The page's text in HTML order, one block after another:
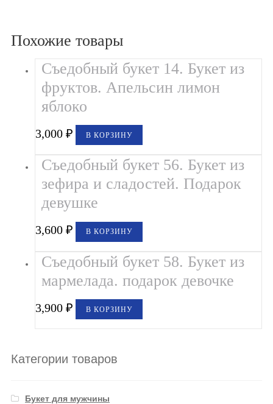
Похожие товары
Съедобный букет 14. Букет из
фруктов. Апельсин лимон
яблоко
3,000₽ В КОРЗИНУ
Съедобный букет 56. Букет из
зефира и сладостей. Подарок
девушке
3,600₽ В КОРЗИНУ
Съедобный букет 58. Букет из
мармелада. подарок девочке
3,900₽ В КОРЗИНУ
Категории товаров
Букет для мужчины